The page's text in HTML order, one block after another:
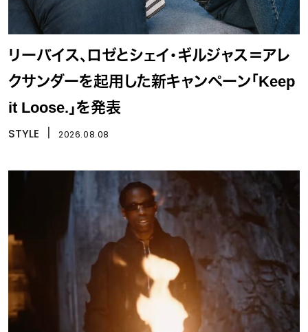
リーバイス、ロゼとシェイ・ギルジャス＝アレ
クサンダーを起用した新キャンペーン「Keep
it Loose.」を発表
STYLE 2026.08.08